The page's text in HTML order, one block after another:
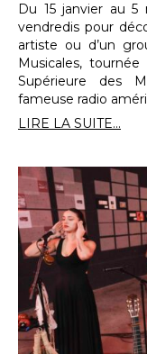
Du 15 janvier au 5
vendredis pour
artiste ou d’un
Musicales,
Supérieure des
fameuse radio
LIRE LA SUITE...